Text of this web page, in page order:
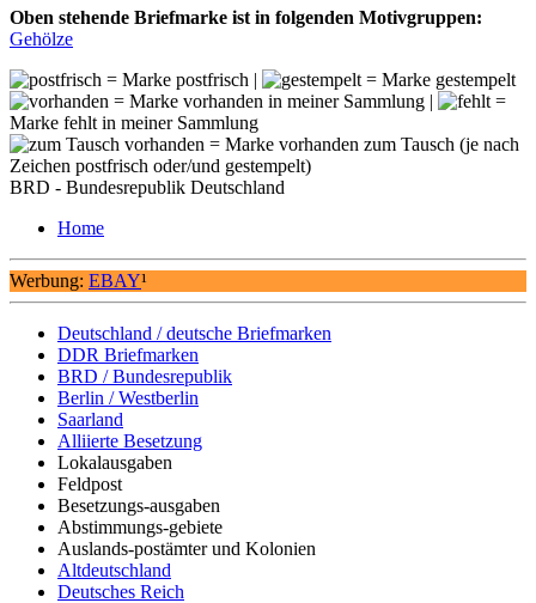
Oben stehende Briefmarke ist in folgenden Motivgruppen:
Gehölze
= Marke postfrisch |
= Marke gestempelt
= Marke vorhanden in meiner Sammlung |
=
Marke fehlt in meiner Sammlung
= Marke vorhanden zum Tausch (je nach
Zeichen postfrisch oder/und gestempelt)
BRD - Bundesrepublik Deutschland
Home
Werbung: EBAY¹
Deutschland / deutsche Briefmarken
DDR Briefmarken
BRD / Bundesrepublik
Berlin / Westberlin
Saarland
Alliierte Besetzung
Lokalausgaben
Feldpost
Besetzungs-ausgaben
Abstimmungs-gebiete
Auslands-postämter und Kolonien
Altdeutschland
Deutsches Reich